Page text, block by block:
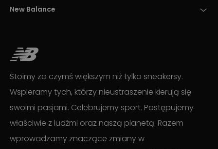
New Balance
Stoimy za czymś większym niż tylko sneakersy.
Wspieramy tych, którzy nieustraszenie kierują się
swoimi pasjami. Celebrujemy sport. Postępujemy
właściwie z ludźmi oraz naszą planetą. Razem
wprowadzamy znaczące zmiany w